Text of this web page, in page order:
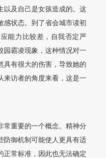
以及自己是女孩造成的。这
感状态。到了省会城市读初
能力比较差，自我否定严
园霸凌现象，这种情况对一
具有很大的伤害，导致她的
来访者的角度来看，这是一
常重要的一个概念。精神分
防御机制可能使人更具有适
正常标准，因此也无法确定